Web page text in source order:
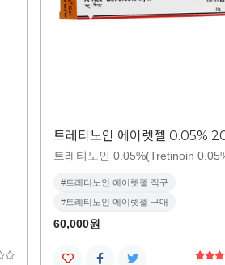
트레티노인 에이렛젤 0.05%
트레티노인 0.05%(Tretinoin
#트레티노인 에이렛젤 직구
#트레티노인 에이렛젤 구매
60,000원